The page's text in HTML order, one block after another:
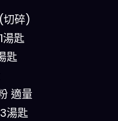
切碎)
湯匙
匙
適量
湯匙